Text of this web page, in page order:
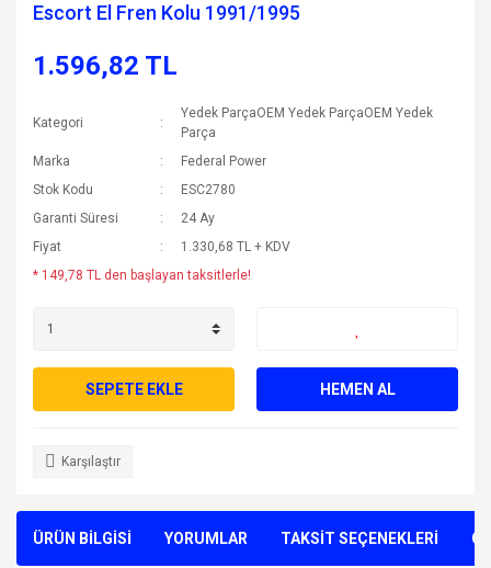
Escort El Fren Kolu 1991/1995
1.596,82 TL
Kategori
Yedek ParçaOEM Yedek ParçaOEM Yedek
Parça
Marka
Federal Power
Stok Kodu
ESC2780
Garanti Süresi
24 Ay
Fiyat
1.330,68 TL + KDV
* 149,78 TL den başlayan taksitlerle!
SEPETE EKLE HEMEN AL
Karşılaştır
ÜRÜN BİLGİSİ YORUMLAR TAKSİT SEÇENEKLERİ